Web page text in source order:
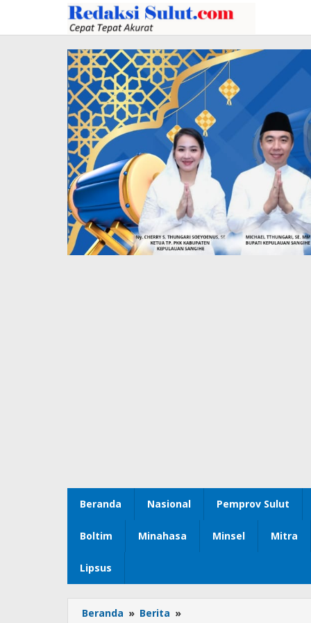
konten
Beranda Nasional Pemprov Sulut
Boltim Minahasa Minsel Mitra
Lipsus
Beranda » Berita »